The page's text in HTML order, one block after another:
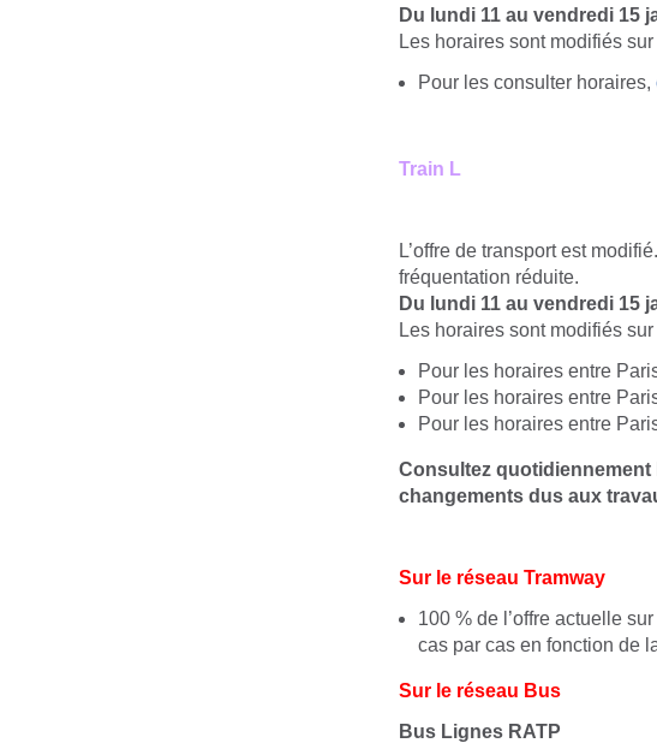
Du lundi 11 au vendredi 15
Les horaires sont modifiés
Pour les consulter horaires,
Train L
L’offre de transport est
fréquentation réduite.
Du lundi 11 au vendredi 15
Les horaires sont modifiés
Pour les horaires entre
Pour les horaires entre
Pour les horaires entre
Consultez
changements dus aux
Sur le réseau Tramway
100 % de l’offre actuelle
cas par cas en fonction de
Sur le réseau Bus
Bus Lignes RATP